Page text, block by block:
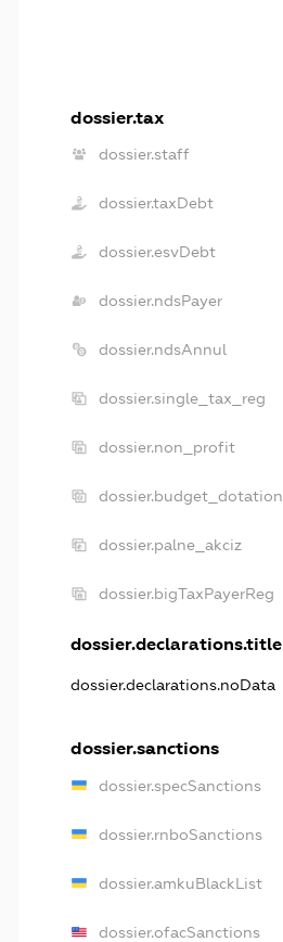
dossier.tax
dossier.staff
dossier.taxDebt
dossier.esvDebt
dossier.ndsPayer
dossier.ndsAnnul
dossier.single_tax_reg
dossier.non_profit
dossier.budget_dotation
dossier.palne_akciz
dossier.bigTaxPayerReg
dossier.declarations.title
dossier.declarations.noData
dossier.sanctions
dossier.specSanctions
dossier.rnboSanctions
dossier.amkuBlackList
dossier.ofacSanctions